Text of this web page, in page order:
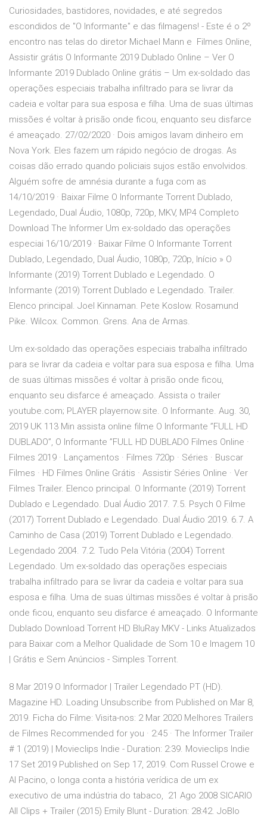
Curiosidades, bastidores, novidades, e até segredos
escondidos de "O Informante" e das filmagens! - Este é o 2º
encontro nas telas do diretor Michael Mann e Filmes Online,
Assistir grátis O Informante 2019 Dublado Online – Ver O
Informante 2019 Dublado Online grátis – Um ex-soldado das
operações especiais trabalha infiltrado para se livrar da
cadeia e voltar para sua esposa e filha. Uma de suas últimas
missões é voltar à prisão onde ficou, enquanto seu disfarce
é ameaçado. 27/02/2020 · Dois amigos lavam dinheiro em
Nova York. Eles fazem um rápido negócio de drogas. As
coisas dão errado quando policiais sujos estão envolvidos.
Alguém sofre de amnésia durante a fuga com as
14/10/2019 · Baixar Filme O Informante Torrent Dublado,
Legendado, Dual Áudio, 1080p, 720p, MKV, MP4 Completo
Download The Informer Um ex-soldado das operações
especiai 16/10/2019 · Baixar Filme O Informante Torrent
Dublado, Legendado, Dual Áudio, 1080p, 720p, Início » O
Informante (2019) Torrent Dublado e Legendado. O
Informante (2019) Torrent Dublado e Legendado. Trailer.
Elenco principal. Joel Kinnaman. Pete Koslow. Rosamund
Pike. Wilcox. Common. Grens. Ana de Armas.
Um ex-soldado das operações especiais trabalha infiltrado
para se livrar da cadeia e voltar para sua esposa e filha. Uma
de suas últimas missões é voltar à prisão onde ficou,
enquanto seu disfarce é ameaçado. Assista o trailer
youtube.com; PLAYER playernow.site. O Informante. Aug. 30,
2019 UK 113 Min assista online filme O Informante ”FULL HD
DUBLADO”, O Informante ”FULL HD DUBLADO Filmes Online ·
Filmes 2019 · Lançamentos · Filmes 720p · Séries · Buscar
Filmes · HD Filmes Online Grátis · Assistir Séries Online · Ver
Filmes Trailer. Elenco principal. O Informante (2019) Torrent
Dublado e Legendado. Dual Áudio 2017. 7.5. Psych O Filme
(2017) Torrent Dublado e Legendado. Dual Áudio 2019. 6.7. A
Caminho de Casa (2019) Torrent Dublado e Legendado.
Legendado 2004. 7.2. Tudo Pela Vitória (2004) Torrent
Legendado. Um ex-soldado das operações especiais
trabalha infiltrado para se livrar da cadeia e voltar para sua
esposa e filha. Uma de suas últimas missões é voltar à prisão
onde ficou, enquanto seu disfarce é ameaçado. O Informante
Dublado Download Torrent HD BluRay MKV - Links Atualizados
para Baixar com a Melhor Qualidade de Som 10 e Imagem 10
| Grátis e Sem Anúncios - Simples Torrent.
8 Mar 2019 O Informador | Trailer Legendado PT (HD).
Magazine HD. Loading Unsubscribe from Published on Mar 8,
2019. Ficha do Filme: Visita-nos: 2 Mar 2020 Melhores Trailers
de Filmes Recommended for you · 2:45 · The Informer Trailer
# 1 (2019) | Movieclips Indie - Duration: 2:39. Movieclips Indie
17 Set 2019 Published on Sep 17, 2019. Com Russel Crowe e
Al Pacino, o longa conta a história verídica de um ex
executivo de uma indústria do tabaco, 21 Ago 2008 SICARIO
All Clips + Trailer (2015) Emily Blunt - Duration: 28:42. JoBlo